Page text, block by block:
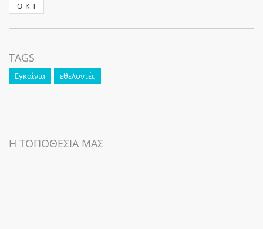
ΟΚΤ
TAGS
Εγκαίνια εθελοντές
Η ΤΟΠΟΘΕΣΙΑ ΜΑΣ